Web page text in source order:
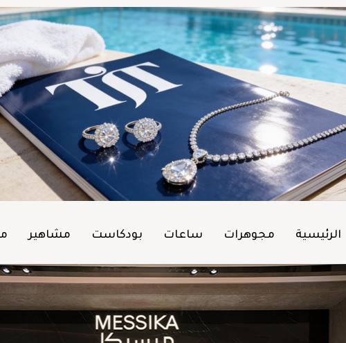
الرئيسية مجوهرات ساعات بودكاست مشاهير